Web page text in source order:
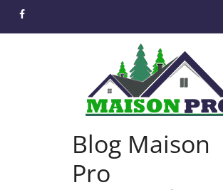
facebook
Blog Maison
Pro